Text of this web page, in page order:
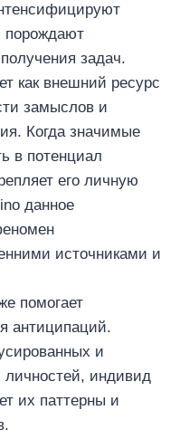
ด์
порождают
задач.
как внешний ресурс
замыслов и
Когда значимые
в потенциал
его личную
данное
источниками и
помогает
антиципаций.
и
личностей, индивид
их паттерны и